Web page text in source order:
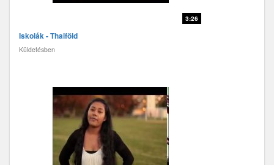
3:26
Iskolák - Thaiföld
Küldetésben